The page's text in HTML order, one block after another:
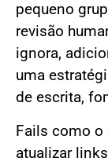
pequeno
revisão
ignora,
uma
de escrita,
Fails como o
atualizar